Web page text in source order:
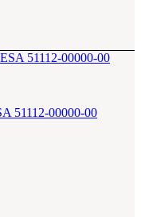
51112-00000-00